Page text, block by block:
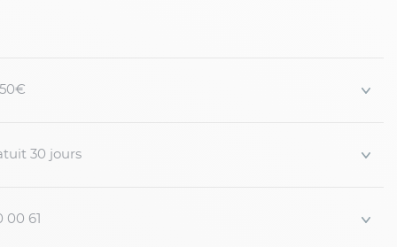
30 jours
00 61